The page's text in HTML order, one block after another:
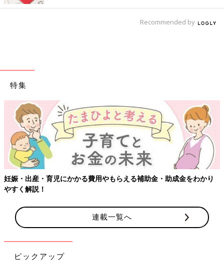
Recommended by
特集
かかる費用やもらえる補助金・助成金をわかり
【ワクチン接種
連載一覧へ
ピックアップ